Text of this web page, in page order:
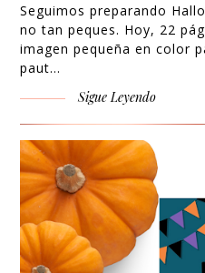
Seguimos preparando
no tan peques. Hoy, 22
imagen pequeña en color
paut…
Sigue Leyendo